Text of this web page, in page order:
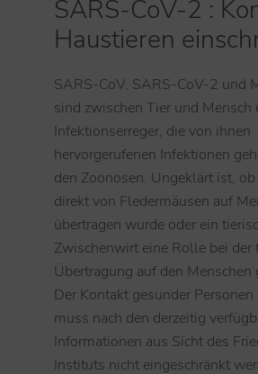
SARS-CoV-2 :
Haustieren
SARS-CoV, SARS-CoV-2 und
sind zwischen Tier und Mensch
Infektionserreger, die von ihnen
hervorgerufenen Infektionen
den Zoonosen. Ungeklärt ist,
direkt von Fledermäusen auf
übertragen wurde oder ein
Zwischenwirt eine Rolle bei der
Übertragung auf den Menschen
Der Kontakt gesunder
muss nach den derzeitig
Informationen aus Sicht des
Instituts nicht eingeschränkt